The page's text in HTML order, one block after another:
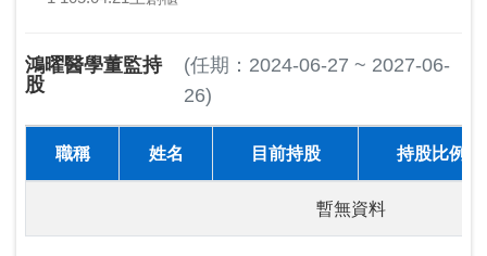
鴻曜醫學董監持
股
(任期：2024-06-27 ~ 2027-06-
26)
職稱 姓名 目前持股 持股比例
暫無資料